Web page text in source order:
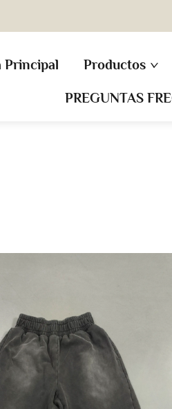
Principal Productos
PREGUNTAS